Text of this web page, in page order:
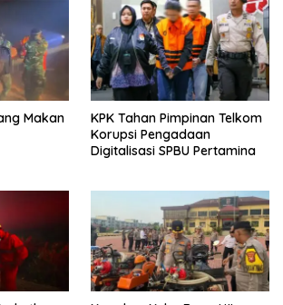
Makan
KPK Tahan Pimpinan Telkom
Korupsi Pengadaan
Digitalisasi SPBU Pertamina